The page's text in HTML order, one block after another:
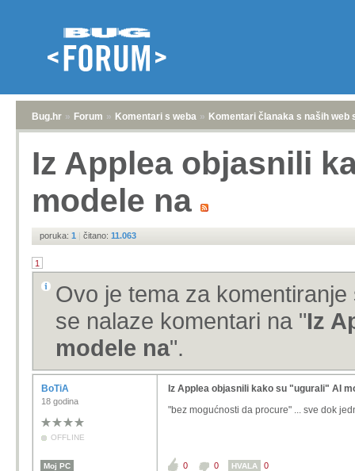
Bug.hr » Forum » Komentari s weba » Komentari članaka s naših web
Iz Applea objasnili
modele na
poruka: 1 | čitano: 11.063
1
Ovo je tema za
se nalaze komentari na "Iz
modele na".
BoTiA
18 godina
OFFLINE
Iz Applea objasnili kako su "ugurali" AI
"bez mogućnosti da procure" ... sve dok
Moj PC 0 0 HVALA 0